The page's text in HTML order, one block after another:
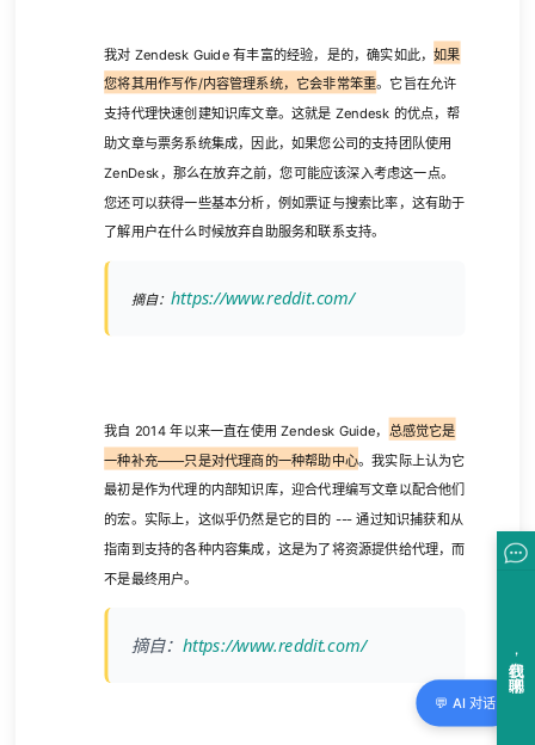
我对 Zendesk Guide 有丰富的经验，是的，确实如此，如果
您将其用作写作/内容管理系统，它会非常笨重。它旨在允许
支持代理快速创建知识库文章。这就是 Zendesk 的优点，帮
助文章与票务系统集成，因此，如果您公司的支持团队使用
ZenDesk，那么在放弃之前，您可能应该深入考虑这一点。
您还可以获得一些基本分析，例如票证与搜索比率，这有助于
了解用户在什么时候放弃自助服务和联系支持。
摘自：https://www.reddit.com/
我自 2014 年以来一直在使用 Zendesk Guide， 总感觉它是
一种补充——只是对代理商的一种帮助中心。我实际上认为它
最初是作为代理的内部知识库，迎合代理编写文章以配合他们
的宏。实际上，这似乎仍然是它的目的 --- 通过知识捕获和从
指南到支持的各种内容集成，这是为了将资源提供给代理，而
不是最终用户。
摘自： https://www.reddit.com/
💬 AI 对话